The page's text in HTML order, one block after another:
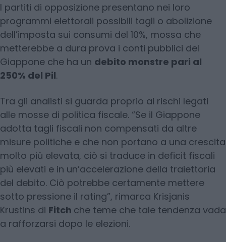
I partiti di opposizione presentano nei loro
programmi elettorali possibili tagli o abolizione
dell’imposta sui consumi del 10%, mossa che
metterebbe a dura prova i conti pubblici del
Giappone che ha un debito monstre pari al
250% del Pil.
Tra gli analisti si guarda proprio ai rischi legati
alle mosse di politica fiscale. “Se il Giappone
adotta tagli fiscali non compensati da altre
misure politiche e che non portano a una crescita
molto più elevata, ciò si traduce in deficit fiscali
più elevati e in un’accelerazione della traiettoria
del debito. Ciò potrebbe certamente mettere
sotto pressione il rating”, rimarca Krisjanis
Krustins di Fitch che teme che tale tendenza vada
a rafforzarsi dopo le elezioni.